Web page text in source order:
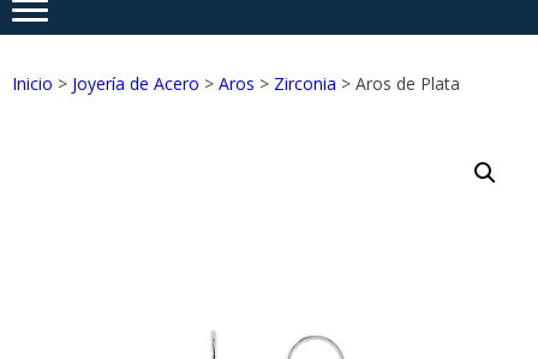
Inicio > Joyería de Acero > Aros > Zirconia > Aros de Plata